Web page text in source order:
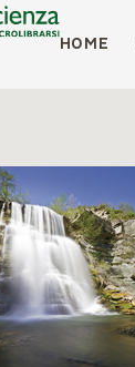
HOME